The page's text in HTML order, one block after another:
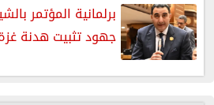
برلمانية المؤتمر
جهود تثبيت هدنة